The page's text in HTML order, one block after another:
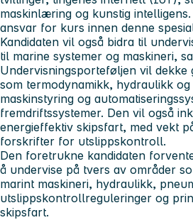
maskinlæring og kunstig
ansvar for kurs innen denne
Kandidaten vil også bidra til
til marine systemer og maskineri,
Undervisningsporteføljen vil dekke
som termodynamikk, hydraulikk
maskinstyring og
fremdriftssystemer. Den vil også
energieffektiv skipsfart, med vekt
forskrifter for utslippskontroll.
Den foretrukne kandidaten
å undervise på tvers av områder
marint maskineri, hydraulikk,
utslippskontrollreguleringer og
skipsfart.